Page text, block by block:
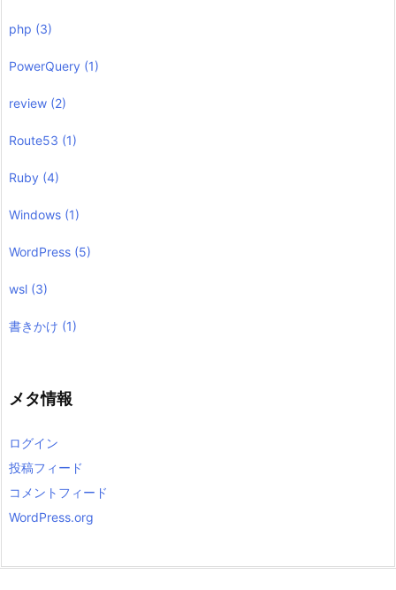
php (3)
PowerQuery (1)
review (2)
Route53 (1)
Ruby (4)
Windows (1)
WordPress (5)
wsl (3)
書きかけ (1)
メタ情報
ログイン
投稿フィード
コメントフィード
WordPress.org